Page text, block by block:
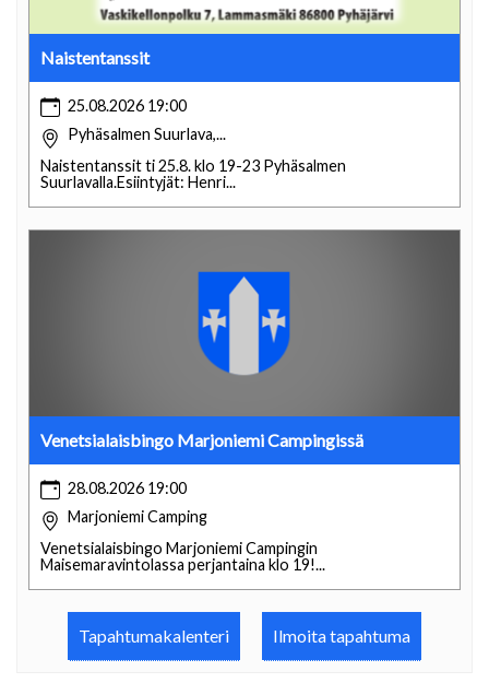
Naistentanssit
25.08.2026 19:00
Pyhäsalmen Suurlava,...
Naistentanssit ti 25.8. klo 19-23 Pyhäsalmen
Suurlavalla.Esiintyjät: Henri...
Venetsialaisbingo Marjoniemi Campingissä
28.08.2026 19:00
Marjoniemi Camping
Venetsialaisbingo Marjoniemi Campingin
Maisemaravintolassa perjantaina klo 19!...
Tapahtumakalenteri Ilmoita tapahtuma